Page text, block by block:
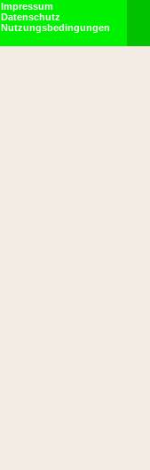
Impressum
Datenschutz
Nutzungsbedingungen